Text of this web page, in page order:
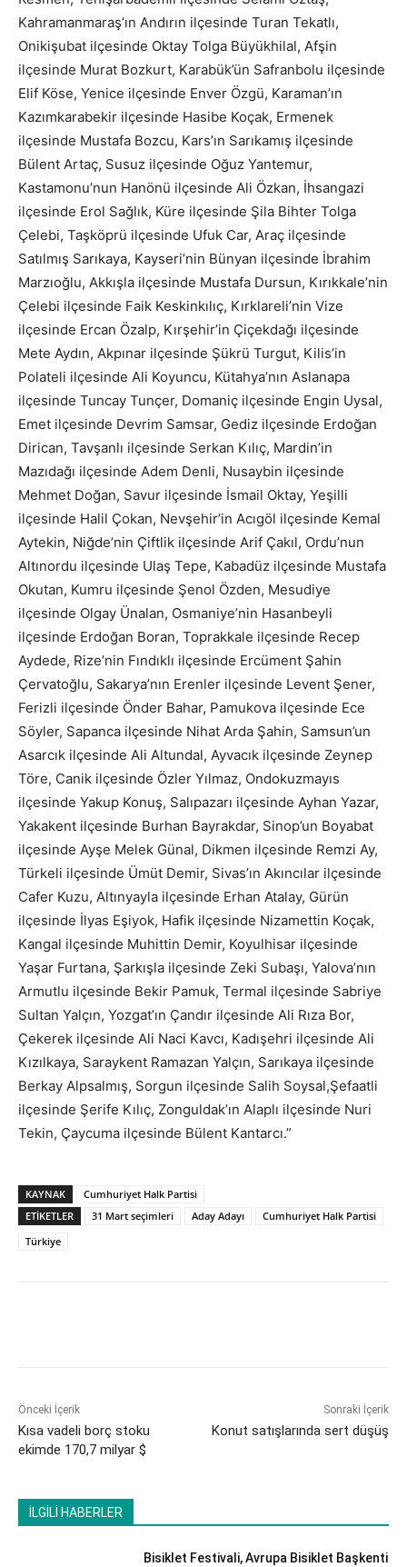
Kahramanmaraş’ın Andırın ilçesinde Turan Tekatlı,
Onikişubat ilçesinde Oktay Tolga Büyükhilal, Afşin
ilçesinde Murat Bozkurt, Karabük’ün Safranbolu ilçesinde
Elif Köse, Yenice ilçesinde Enver Özgü, Karaman’ın
Kazımkarabekir ilçesinde Hasibe Koçak, Ermenek
ilçesinde Mustafa Bozcu, Kars’ın Sarıkamış ilçesinde
Bülent Artaç, Susuz ilçesinde Oğuz Yantemur,
Kastamonu’nun Hanönü ilçesinde Ali Özkan, İhsangazi
ilçesinde Erol Sağlık, Küre ilçesinde Şila Bihter Tolga
Çelebi, Taşköprü ilçesinde Ufuk Car, Araç ilçesinde
Satılmış Sarıkaya, Kayseri’nin Bünyan ilçesinde İbrahim
Marzıoğlu, Akkışla ilçesinde Mustafa Dursun, Kırıkkale’nin
Çelebi ilçesinde Faik Keskinkılıç, Kırklareli’nin Vize
ilçesinde Ercan Özalp, Kırşehir’in Çiçekdağı ilçesinde
Mete Aydın, Akpınar ilçesinde Şükrü Turgut, Kilis’in
Polateli ilçesinde Ali Koyuncu, Kütahya’nın Aslanapa
ilçesinde Tuncay Tunçer, Domaniç ilçesinde Engin Uysal,
Emet ilçesinde Devrim Samsar, Gediz ilçesinde Erdoğan
Dirican, Tavşanlı ilçesinde Serkan Kılıç, Mardin’in
Mazıdağı ilçesinde Adem Denli, Nusaybin ilçesinde
Mehmet Doğan, Savur ilçesinde İsmail Oktay, Yeşilli
ilçesinde Halil Çokan, Nevşehir’in Acıgöl ilçesinde Kemal
Aytekin, Niğde’nin Çiftlik ilçesinde Arif Çakıl, Ordu’nun
Altınordu ilçesinde Ulaş Tepe, Kabadüz ilçesinde Mustafa
Okutan, Kumru ilçesinde Şenol Özden, Mesudiye
ilçesinde Olgay Ünalan, Osmaniye’nin Hasanbeyli
ilçesinde Erdoğan Boran, Toprakkale ilçesinde Recep
Aydede, Rize’nin Fındıklı ilçesinde Ercüment Şahin
Çervatoğlu, Sakarya’nın Erenler ilçesinde Levent Şener,
Ferizli ilçesinde Önder Bahar, Pamukova ilçesinde Ece
Söyler, Sapanca ilçesinde Nihat Arda Şahin, Samsun’un
Asarcık ilçesinde Ali Altundal, Ayvacık ilçesinde Zeynep
Töre, Canik ilçesinde Özler Yılmaz, Ondokuzmayıs
ilçesinde Yakup Konuş, Salıpazarı ilçesinde Ayhan Yazar,
Yakakent ilçesinde Burhan Bayrakdar, Sinop’un Boyabat
ilçesinde Ayşe Melek Günal, Dikmen ilçesinde Remzi Ay,
Türkeli ilçesinde Ümüt Demir, Sivas’ın Akıncılar ilçesinde
Cafer Kuzu, Altınyayla ilçesinde Erhan Atalay, Gürün
ilçesinde İlyas Eşiyok, Hafik ilçesinde Nizamettin Koçak,
Kangal ilçesinde Muhittin Demir, Koyulhisar ilçesinde
Yaşar Furtana, Şarkışla ilçesinde Zeki Subaşı, Yalova’nın
Armutlu ilçesinde Bekir Pamuk, Termal ilçesinde Sabriye
Sultan Yalçın, Yozgat’ın Çandır ilçesinde Ali Rıza Bor,
Çekerek ilçesinde Ali Naci Kavcı, Kadışehri ilçesinde Ali
Kızılkaya, Saraykent Ramazan Yalçın, Sarıkaya ilçesinde
Berkay Alpsalmış, Sorgun ilçesinde Salih Soysal,Şefaatli
ilçesinde Şerife Kılıç, Zonguldak’ın Alaplı ilçesinde Nuri
Tekin, Çaycuma ilçesinde Bülent Kantarcı.”
KAYNAK
Cumhuriyet Halk Partisi
ETİKETLER
31 Mart seçimleri Aday Adayı
Cumhuriyet Halk Partisi
Türkiye
Önceki İçerik
Kısa vadeli borç stoku
ekimde 170,7 milyar $
Sonraki İçerik
Konut satışlarında sert düşüş
İLGİLİ HABERLER
Bisiklet Festivali, Avrupa Bisiklet Başkenti